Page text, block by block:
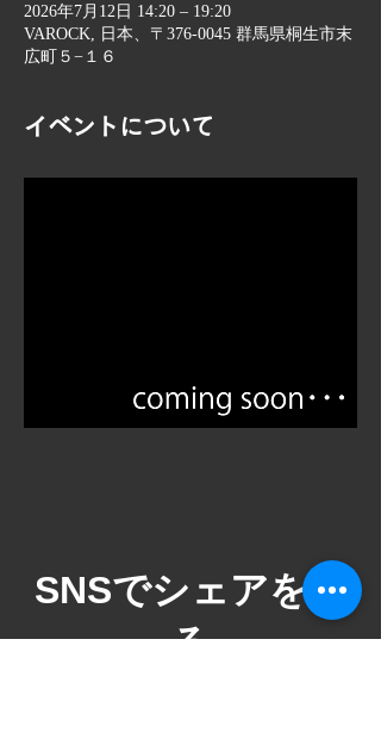
2026年7月12日 14:20 – 19:20
VAROCK, 日本、〒376-0045 群馬県桐生市末
広町５−１６
イベントについて
​SNSでシェアをす
る